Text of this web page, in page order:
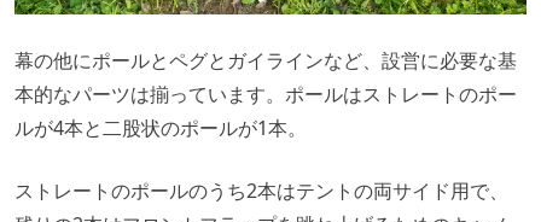
幕の他にポールとペグとガイラインなど、設営に必要な基
本的なパーツは揃っています。ポールはストレートのポー
ルが4本と二股状のポールが1本。
ストレートのポールのうち2本はテントの両サイド用で、